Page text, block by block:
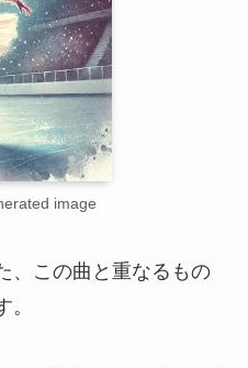
image
、この曲と重なるもの